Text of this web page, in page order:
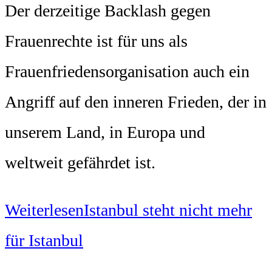
Der derzeitige Backlash gegen
Frauenrechte ist für uns als
Frauenfriedensorganisation auch ein
Angriff auf den inneren Frieden, der in
unserem Land, in Europa und
weltweit gefährdet ist.
WeiterlesenIstanbul steht nicht mehr
für Istanbul